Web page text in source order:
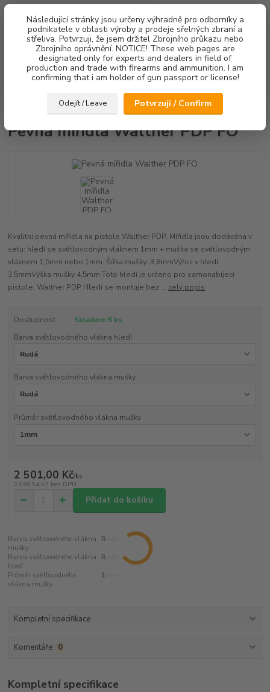
Následující stránky jsou určeny výhradně pro odborníky a
podnikatele v oblasti výroby a prodeje sřelných zbraní a
střeliva. Potvrzuji, že jsem držitel Zbrojního průkazu nebo
Zbrojního oprávnění. NOTICE! These web pages are
designated only for experts and dealers in field of
production and trade with firearms and ammunition. I am
confirming that i am holder of gun passport or license!
Odejít / Leave Potvrzuji / Confirm
Menu
Hledat
za0,00 Kč
Mířidla Pevná mířidla Walther PDP FO
Pevná mířidla Walther PDP FO
Kvalitní pevná mířidla na pistole Walther PDP. Mířidla jsou dodávána v
setu: hledí se světlovodným vláknem 1mm + muška se světlovodným
vláknem 1,5mm nebo 1mm. Šířka mušky: 3,8mmVýřez v hledí:
3,5mmVýška mušky 4,5mm Toto hledí je určeno pro samonabíjecí
pistole: Walther PDP Hledí se montuje bez ... celý popis
Dostupnost
Skladem 5 ks
Barva světlovodného vlákna hledí
Barva světlovodného vlákna mušky
Průměr světlovodného vlákna mušky
2 501,00 Kč/ks
2 066,94 Kč bez DPH
Přidat do košíku
Barva světlovodného vlákna
mušky:
Rudá
Barva světlovodného vlákna
hledí:
Rudá
Průměr světlovodného
vlákna mušky:
1mm
Kompletní specifikace
Komentáře 0
Kompletní specifikace